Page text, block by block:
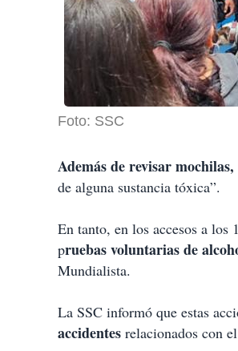
Foto: SSC
Además de revisar mochilas,
de alguna sustancia tóxica”.
En tanto, en los accesos a
pruebasvoluntariasde
Mundialista.
La SSC informó que estas
accidentes relacionados con